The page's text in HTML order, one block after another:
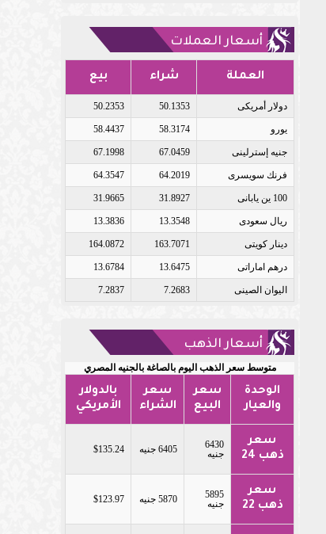
أسعار العملات
العملة شراء بيع
دولار أمريكى 50.1353
50.2353
يورو 58.3174
58.4437
جنيه إسترلينى 67.0459
67.1998
فرنك سويسرى 64.2019
64.3547
100 ين يابانى 31.8927
31.9665
ريال سعودى 13.3548
13.3836
دينار كويتى 163.7071
164.0872
درهم اماراتى 13.6475
13.6784
اليوان الصينى 7.2683
7.2837
أسعار الذهب
متوسط سعر الذهب اليوم بالصاغة بالجنيه المصري
الوحدة
والعيار
سعر
البيع
سعر
الشراء
بالدولار
الأمريكي
سعر
ذهب 24
6430
جنيه
6405 جنيه $135.24
سعر
ذهب 22
5895
جنيه
5870 جنيه $123.97